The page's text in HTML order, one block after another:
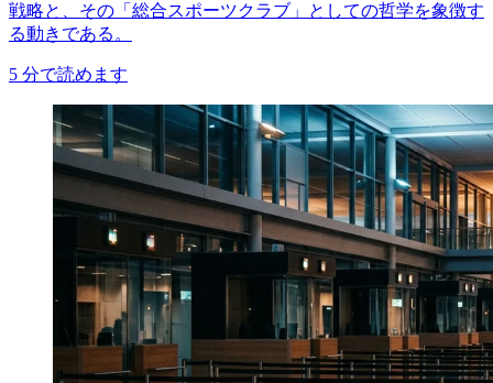
戦略と、その「総合スポーツクラブ」としての哲学を象徴す
る動きである。
5 分で読めます